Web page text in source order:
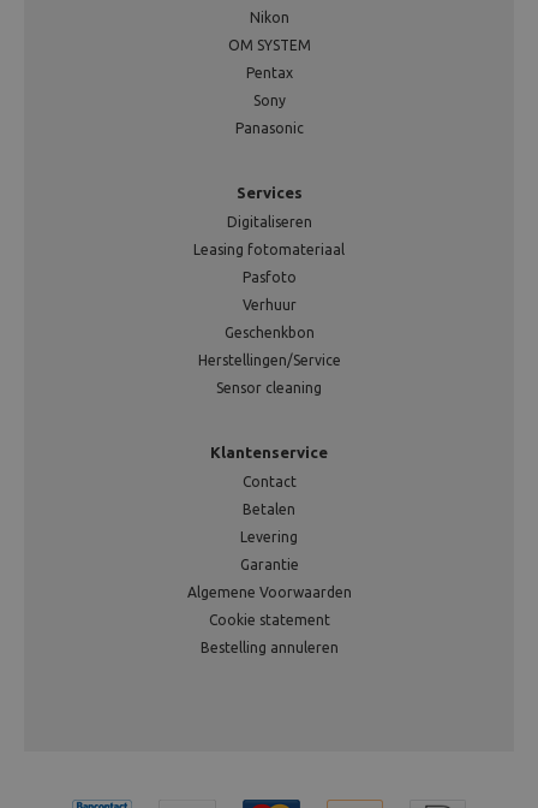
Nikon
OM SYSTEM
Pentax
Sony
Panasonic
Services
Digitaliseren
Leasing fotomateriaal
Pasfoto
Verhuur
Geschenkbon
Herstellingen/Service
Sensor cleaning
Klantenservice
Contact
Betalen
Levering
Garantie
Algemene Voorwaarden
Cookie statement
Bestelling annuleren